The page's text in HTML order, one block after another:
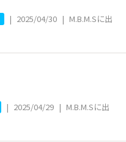
| 2025/04/30 | M.B.M.Sに出
| 2025/04/29 | M.B.M.Sに出